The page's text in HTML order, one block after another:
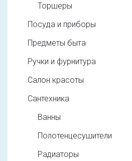
Торшеры
Посуда и приборы
Предметы быта
Ручки и фурнитура
Салон красоты
Сантехника
Ванны
Полотенцесушители
Радиаторы